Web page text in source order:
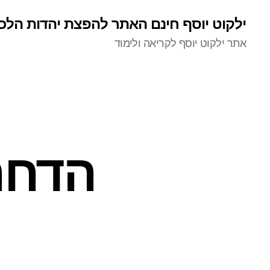
ילקוט יוסף חינם האתר להפצת יהדות
אתר ילקוט יוסף לקריאה ולימוד